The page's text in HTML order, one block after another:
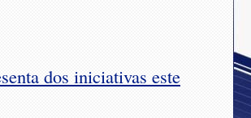
dos iniciativas este